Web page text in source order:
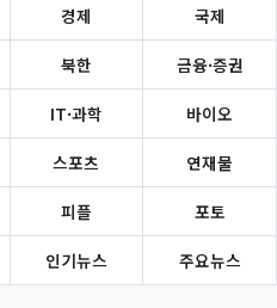
경제 국제
북한 금융·증권
IT·과학 바이오
스포츠 연재물
피플 포토
인기뉴스 주요뉴스